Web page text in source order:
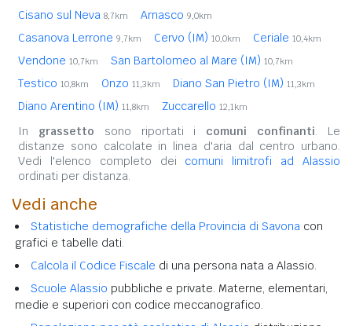
Cisano sul Neva 8,7km Arnasco 9,0km
Casanova Lerrone 9,7km Cervo (IM) 10,0km Ceriale 10,4km
Vendone 10,7km San Bartolomeo al Mare (IM) 10,7km
Testico 10,8km Onzo 11,3km Diano San Pietro (IM) 11,3km
Diano Arentino (IM) 11,8km Zuccarello 12,1km
In grassetto sono riportati i comuni confinanti. Le
distanze sono calcolate in linea d'aria dal centro urbano.
Vedi l'elenco completo dei comuni limitrofi ad Alassio
ordinati per distanza.
Vedi anche
Statistiche demografiche della Provincia di Savona con
grafici e tabelle dati.
Calcola il Codice Fiscale di una persona nata a Alassio.
Scuole Alassio pubbliche e private. Materne, elementari,
medie e superiori con codice meccanografico.